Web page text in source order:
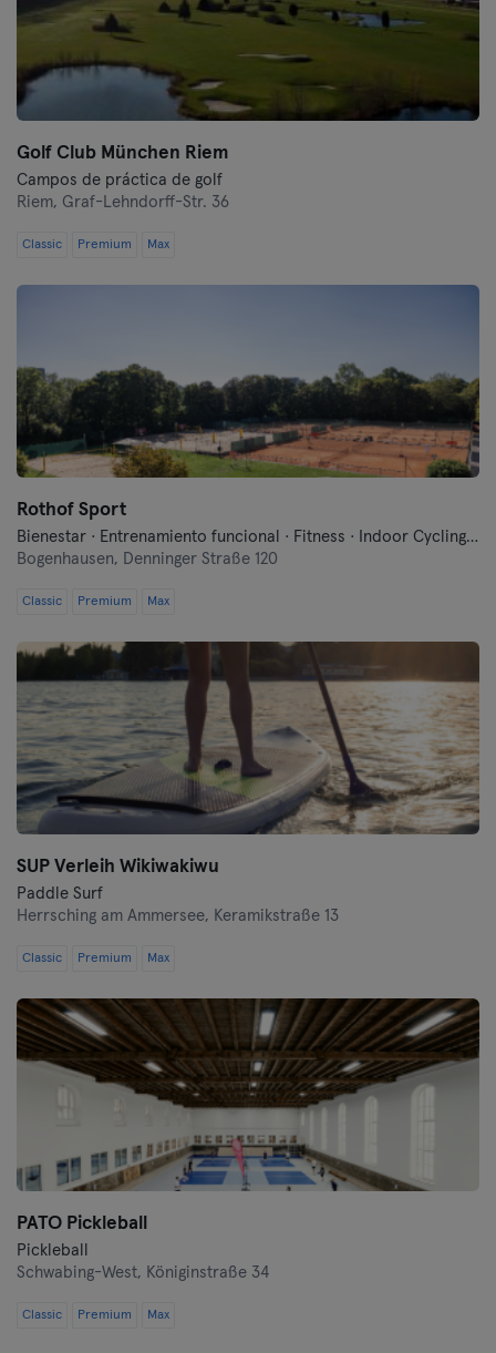
Golf Club München Riem
Campos de práctica de golf
Riem, Graf-Lehndorff-Str. 36
Classic Premium Max
Rothof Sport
Bienestar · Entrenamiento funcional · Fitness · Indoor Cycling · Pilates · Tenis · Voley playa · Yoga
Bogenhausen, Denninger Straße 120
Classic Premium Max
SUP Verleih Wikiwakiwu
Paddle Surf
Herrsching am Ammersee, Keramikstraße 13
Classic Premium Max
PATO Pickleball
Pickleball
Schwabing-West, Königinstraße 34
Classic Premium Max